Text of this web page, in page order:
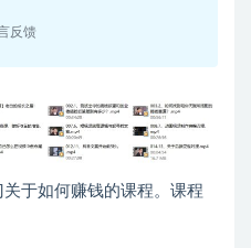
反馈
于如何赚钱的课程。课程